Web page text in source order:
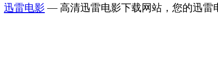
迅雷电影 — 高清迅雷电影下载网站，您的迅雷